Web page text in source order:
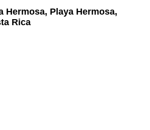
Hermosa, Playa Hermosa,
Rica